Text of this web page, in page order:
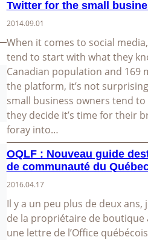
Twitter for the small
2014.09.01
When it comes to social
tend to start with what they
Canadian population and 169
the platform, it’s not
small business owners tend
they decide it’s time for their
foray into…
OQLF : Nouveau guide
de communauté du
2016.04.17
Il y a un peu plus de deux ans,
de la propriétaire de boutique
une lettre de l’Office